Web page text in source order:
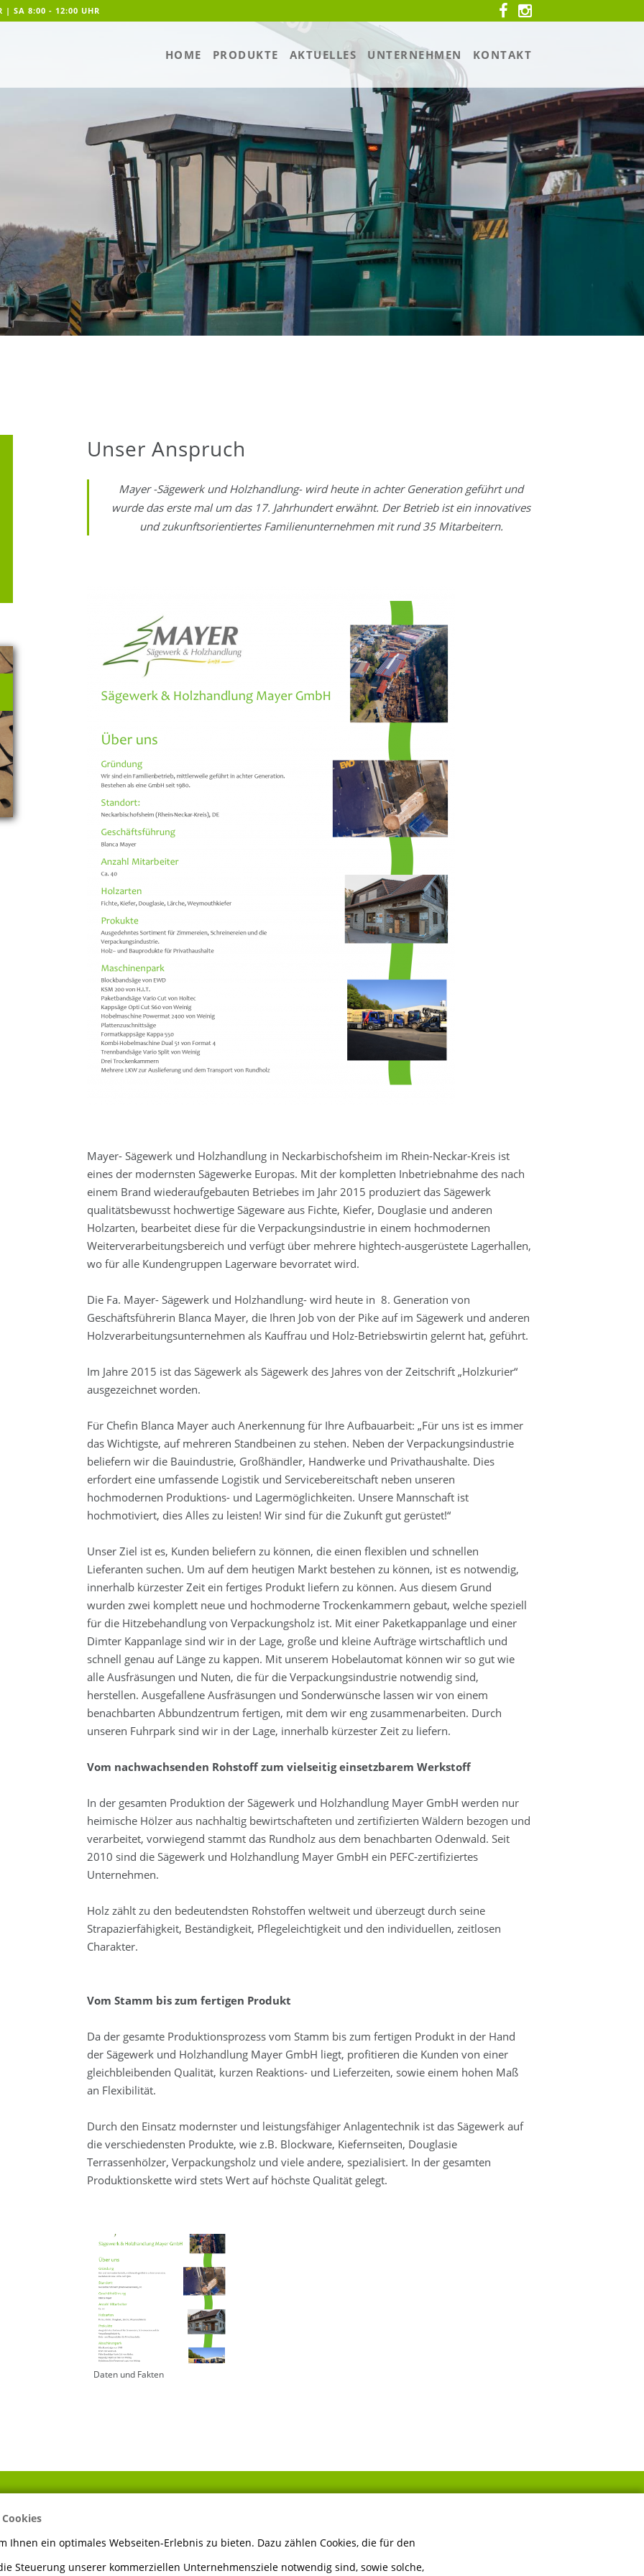
Ihnen ein optimales Webseiten-Erlebnis zu bieten. Dazu zählen Cookies, die für den
Steuerung unserer kommerziellen Unternehmensziele notwendig sind, sowie solche,
| SA 8:00 - 12:00 UHR
HOME PRODUKTE AKTUELLES UNTERNEHMEN KONTAKT
Unser Anspruch
Mayer -Sägewerk und Holzhandlung- wird heute in achter Generation geführt und
wurde das erste mal um das 17. Jahrhundert erwähnt. Der Betrieb ist ein innovatives
und zukunftsorientiertes Familienunternehmen mit rund 35 Mitarbeitern.
Mayer- Sägewerk und Holzhandlung in Neckarbischofsheim im Rhein-Neckar-Kreis ist
eines der modernsten Sägewerke Europas. Mit der kompletten Inbetriebnahme des nach
einem Brand wiederaufgebauten Betriebes im Jahr 2015 produziert das Sägewerk
qualitätsbewusst hochwertige Sägeware aus Fichte, Kiefer, Douglasie und anderen
Holzarten, bearbeitet diese für die Verpackungsindustrie in einem hochmodernen
Weiterverarbeitungsbereich und verfügt über mehrere hightech-ausgerüstete Lagerhallen,
wo für alle Kundengruppen Lagerware bevorratet wird.
Die Fa. Mayer- Sägewerk und Holzhandlung- wird heute in 8. Generation von
Geschäftsführerin Blanca Mayer, die Ihren Job von der Pike auf im Sägewerk und anderen
Holzverarbeitungsunternehmen als Kauffrau und Holz-Betriebswirtin gelernt hat, geführt.
Im Jahre 2015 ist das Sägewerk als Sägewerk des Jahres von der Zeitschrift „Holzkurier“
ausgezeichnet worden.
Für Chefin Blanca Mayer auch Anerkennung für Ihre Aufbauarbeit: „Für uns ist es immer
das Wichtigste, auf mehreren Standbeinen zu stehen. Neben der Verpackungsindustrie
beliefern wir die Bauindustrie, Großhändler, Handwerke und Privathaushalte. Dies
erfordert eine umfassende Logistik und Servicebereitschaft neben unseren
hochmodernen Produktions- und Lagermöglichkeiten. Unsere Mannschaft ist
hochmotiviert, dies Alles zu leisten! Wir sind für die Zukunft gut gerüstet!“
Unser Ziel ist es, Kunden beliefern zu können, die einen flexiblen und schnellen
Lieferanten suchen. Um auf dem heutigen Markt bestehen zu können, ist es notwendig,
innerhalb kürzester Zeit ein fertiges Produkt liefern zu können. Aus diesem Grund
wurden zwei komplett neue und hochmoderne Trockenkammern gebaut, welche speziell
für die Hitzebehandlung von Verpackungsholz ist. Mit einer Paketkappanlage und einer
Dimter Kappanlage sind wir in der Lage, große und kleine Aufträge wirtschaftlich und
schnell genau auf Länge zu kappen. Mit unserem Hobelautomat können wir so gut wie
alle Ausfräsungen und Nuten, die für die Verpackungsindustrie notwendig sind,
herstellen. Ausgefallene Ausfräsungen und Sonderwünsche lassen wir von einem
benachbarten Abbundzentrum fertigen, mit dem wir eng zusammenarbeiten. Durch
unseren Fuhrpark sind wir in der Lage, innerhalb kürzester Zeit zu liefern.
Vom nachwachsenden Rohstoff zum vielseitig einsetzbarem Werkstoff
In der gesamten Produktion der Sägewerk und Holzhandlung Mayer GmbH werden nur
heimische Hölzer aus nachhaltig bewirtschafteten und zertifizierten Wäldern bezogen und
verarbeitet, vorwiegend stammt das Rundholz aus dem benachbarten Odenwald. Seit
2010 sind die Sägewerk und Holzhandlung Mayer GmbH ein PEFC-zertifiziertes
Unternehmen.
Holz zählt zu den bedeutendsten Rohstoffen weltweit und überzeugt durch seine
Strapazierfähigkeit, Beständigkeit, Pflegeleichtigkeit und den individuellen, zeitlosen
Charakter.
Vom Stamm bis zum fertigen Produkt
Da der gesamte Produktionsprozess vom Stamm bis zum fertigen Produkt in der Hand
der Sägewerk und Holzhandlung Mayer GmbH liegt, profitieren die Kunden von einer
gleichbleibenden Qualität, kurzen Reaktions- und Lieferzeiten, sowie einem hohen Maß
an Flexibilität.
Durch den Einsatz modernster und leistungsfähiger Anlagentechnik ist das Sägewerk auf
die verschiedensten Produkte, wie z.B. Blockware, Kiefernseiten, Douglasie
Terrassenhölzer, Verpackungsholz und viele andere, spezialisiert. In der gesamten
Produktionskette wird stets Wert auf höchste Qualität gelegt.
Daten und Fakten
Montag bis Freitag